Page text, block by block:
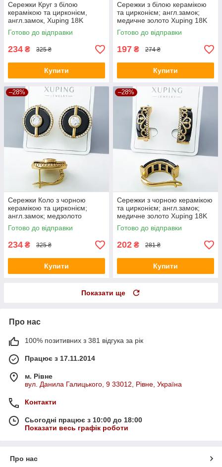
Сережки Круг з білою
керамікою та цирконієм,
англ.замок, Xuping 18K
Готово до відправки
234 ₴ 325 ₴
Купити
Сережки з білою керамікою
та цирконієм; англ.замок;
медичне золото Xuping 18K
Готово до відправки
197 ₴ 274 ₴
Купити
–28%
Сережки Коло з чорною
керамікою та цирконієм;
англ.замок; медзолото
Xuping 18K
Готово до відправки
234 ₴ 325 ₴
Купити
–28%
Сережки з чорною керамікою
та цирконієм; англ.замок;
медичне золото Xuping 18K
Готово до відправки
202 ₴ 281 ₴
Купити
Показати ще
Про нас
100% позитивних з 381 відгука за рік
Працює з 17.11.2014
м. Рівне
вул. Данила Галицького, 9 33012, Рівне, Україна
Контакти
Сьогодні працює з 10:00 до 18:00
Показати весь графік роботи
Про нас